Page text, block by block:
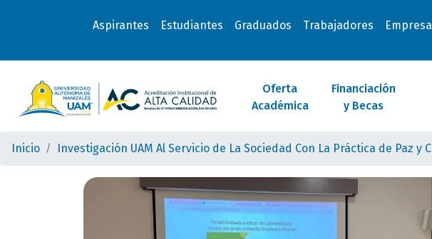
Aspirantes Estudiantes Graduados Trabajadores
Oferta
Académica
Financiación
y Becas
Inicio Investigación UAM Al Servicio de La Sociedad Con La Práctica de Paz y